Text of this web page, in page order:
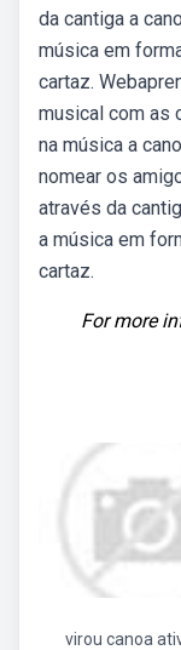
da cantiga a
música em
cartaz.
musical com as
na música a
nomear os
através da
a música em
cartaz.
For more
virou canoa